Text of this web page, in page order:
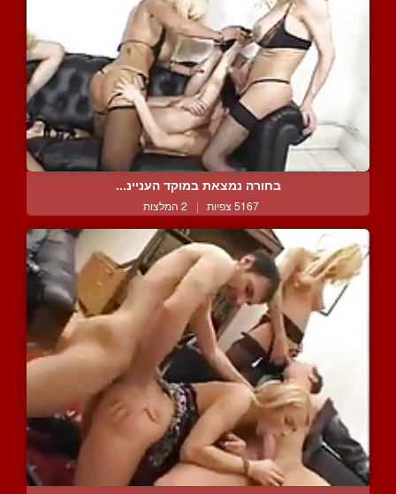
בחורה נמצאת במוקד העניינ...
5167 צפיות | 2 המלצות